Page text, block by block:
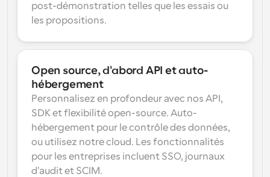
post-démonstration telles que les essais ou
les propositions.
Open source, d'abord API et auto-
hébergement
Personnalisez en profondeur avec nos API,
SDK et flexibilité open-source. Auto-
hébergement pour le contrôle des données,
ou utilisez notre cloud. Les fonctionnalités
pour les entreprises incluent SSO, journaux
d'audit et SCIM.